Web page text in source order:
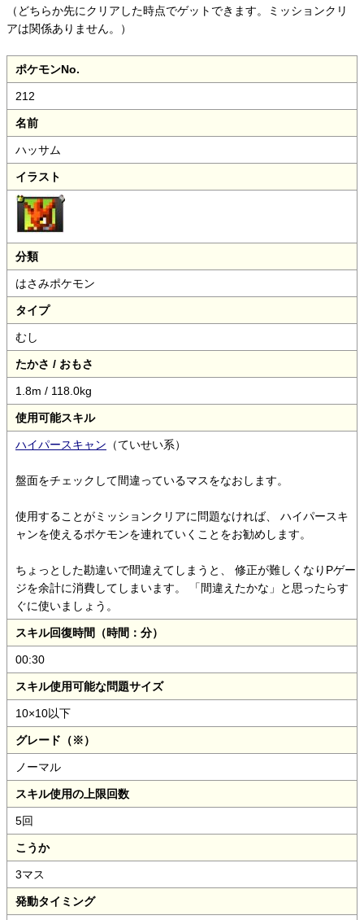
（どちらか先にクリアした時点でゲットできます。
ミッションクリ
アは関係ありません。）
ポケモンNo.
212
名前
ハッサム
イラスト
分類
はさみポケモン
タイプ
むし
たかさ / おもさ
1.8m / 118.0kg
使用可能スキル
ハイパースキャン （ていせい系）
盤面をチェックして間違っているマスをなおします。
使用することがミッションクリアに問題なければ、 ハイパースキ
ャンを使えるポケモンを連れていくことをお勧めします。
ちょっとした勘違いで間違えてしまうと、 修正が難しくなりPゲー
ジを余計に消費してしまいます。 「間違えたかな」と思ったらす
ぐに使いましょう。
スキル回復時間（時間：分）
00:30
スキル使用可能な問題サイズ
10×10以下
グレード（※）
ノーマル
スキル使用の上限回数
5回
こうか
3マス
発動タイミング